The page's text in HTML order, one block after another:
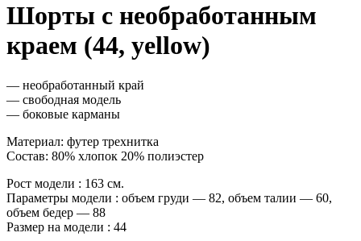
Шорты с необработанным
краем (44, yellow)
— необработанный край
— свободная модель
— боковые карманы
Материал: футер трехнитка
Состав: 80% хлопок 20% полиэстер
Рост модели : 163 см.
Параметры модели : объем груди — 82, объем талии — 60,
объем бедер — 88
Размер на модели : 44